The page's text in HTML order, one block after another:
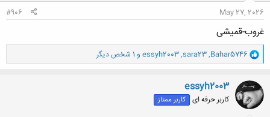
May 27, 2026
#906
غروب-قمیشی
و
ا
ک
ن
ش
ه
ا
Bahar5746
,
sara23
,
essyh2003 و 1 شخص دیگر
essyh2003
کاربر حرفه ای کاربر ممتاز